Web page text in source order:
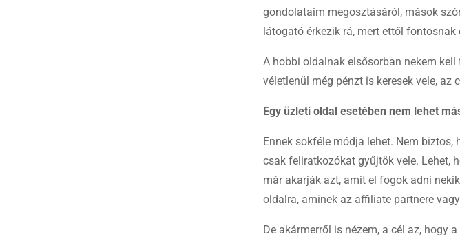
gondolataim megosztásáról, mások
látogató érkezik rá, mert ettől fontosnak
A hobbi oldalnak elsősorban nekem
véletlenül még pénzt is keresek vele, az
Egy üzleti oldal esetében nem lehet
Ennek sokféle módja lehet. Nem biztos,
csak feliratkozókat gyűjtök vele. Lehet,
már akarják azt, amit el fogok adni
oldalra, aminek az affiliate partnere
De akármerről is nézem, a cél az, hogy